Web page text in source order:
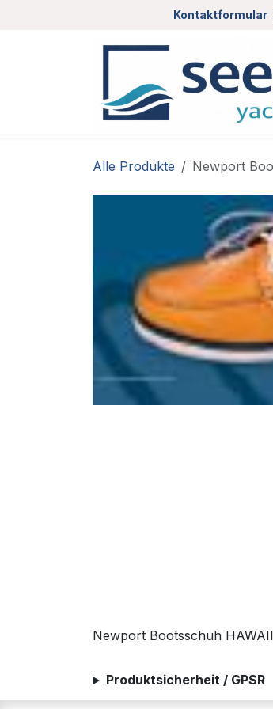
Kontaktformular
Alle Produkte Newport
Newport Bootsschuh
Produktsicherheit / GPSR